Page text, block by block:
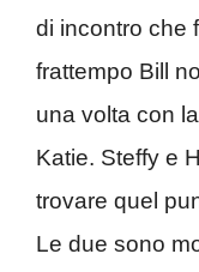
di incontro che
frattempo Bill
una volta con
Katie. Steffy e
trovare quel
Le due sono